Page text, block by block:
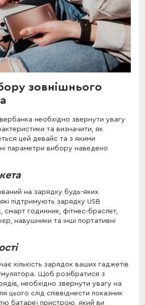
зовнішнього
необхідно звернути увагу
та визначити, як
цей девайс та з якими
параметри вибору наведено
на зарядку будь-яких
підтримують зарядку USB
смарт годинник, фітнес-браслет,
навушники та інші портативні
кількість зарядок ваших гаджетів
Щоб розібратися з
необхідно звернути увагу на
цього слід співвіднести показник
батареї пристрою, який ви